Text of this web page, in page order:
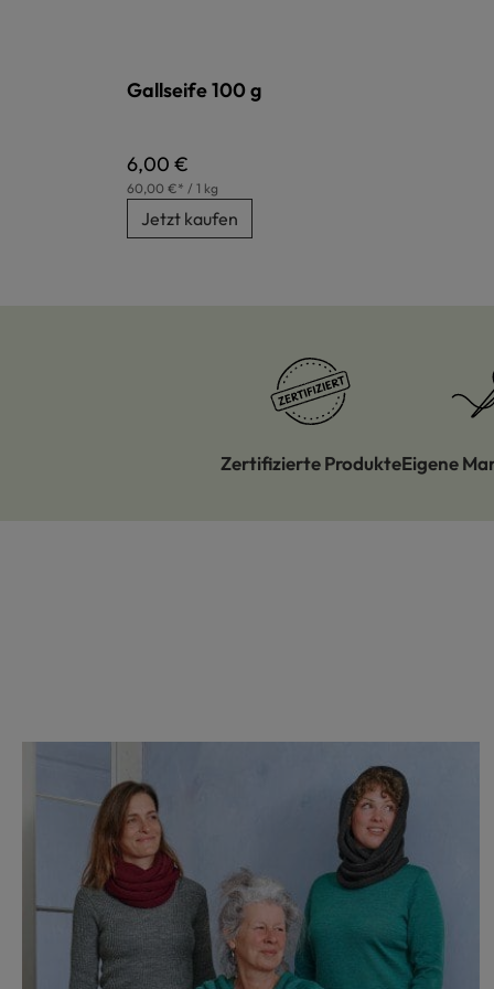
Gallseife 100 g
Regulärer Preis:
6,00 €
60,00 €* / 1 kg
Jetzt kaufen
Zertifizierte ProdukteEigene